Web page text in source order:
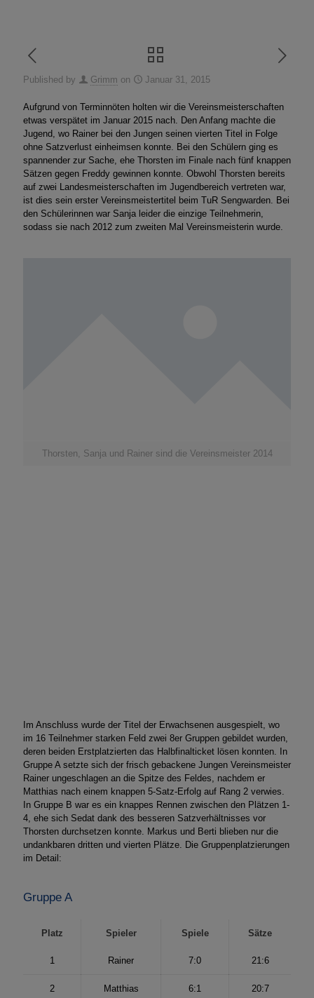
Published by Grimm on Januar 31, 2015
Aufgrund von Terminnöten holten wir die Vereinsmeisterschaften
etwas verspätet im Januar 2015 nach. Den Anfang machte die
Jugend, wo Rainer bei den Jungen seinen vierten Titel in Folge
ohne Satzverlust einheimsen konnte. Bei den Schülern ging es
spannender zur Sache, ehe Thorsten im Finale nach fünf knappen
Sätzen gegen Freddy gewinnen konnte. Obwohl Thorsten bereits
auf zwei Landesmeisterschaften im Jugendbereich vertreten war,
ist dies sein erster Vereinsmeistertitel beim TuR Sengwarden. Bei
den Schülerinnen war Sanja leider die einzige Teilnehmerin,
sodass sie nach 2012 zum zweiten Mal Vereinsmeisterin wurde.
Thorsten, Sanja und Rainer sind die Vereinsmeister 2014
Im Anschluss wurde der Titel der Erwachsenen ausgespielt, wo
im 16 Teilnehmer starken Feld zwei 8er Gruppen gebildet wurden,
deren beiden Erstplatzierten das Halbfinalticket lösen konnten. In
Gruppe A setzte sich der frisch gebackene Jungen Vereinsmeister
Rainer ungeschlagen an die Spitze des Feldes, nachdem er
Matthias nach einem knappen 5-Satz-Erfolg auf Rang 2 verwies.
In Gruppe B war es ein knappes Rennen zwischen den Plätzen 1-
4, ehe sich Sedat dank des besseren Satzverhältnisses vor
Thorsten durchsetzen konnte. Markus und Berti blieben nur die
undankbaren dritten und vierten Plätze. Die Gruppenplatzierungen
im Detail:
Gruppe A
Platz Spieler Spiele Sätze
1 Rainer 7:0 21:6
2 Matthias 6:1 20:7